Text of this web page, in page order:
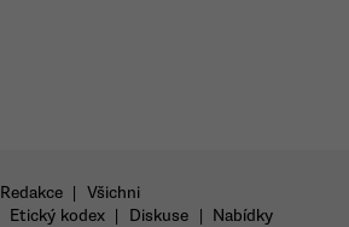
Redakce | Všichni
Etický kodex | Diskuse | Nabídky